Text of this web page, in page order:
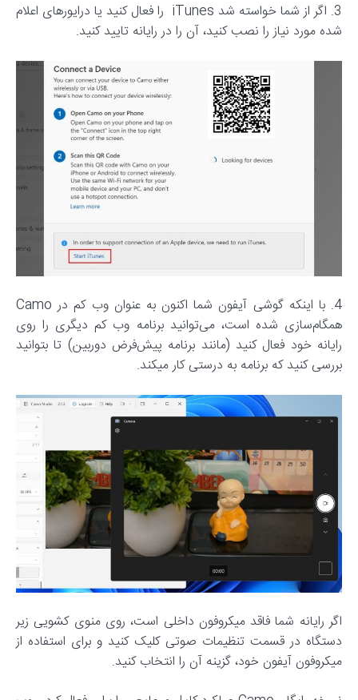
3. اگر از شما خواسته شد iTunes را فعال کنید یا درایورهای اعلام
شده مورد نیاز را نصب کنید، آن را در رایانه تایید کنید.
4. با اینکه گوشی آیفون شما اکنون به عنوان وب کم در Camo
همگام‌‌سازی شده است، می‌توانید برنامه وب کم دیگری را روی
رایانه خود فعال کنید (مانند برنامه پیش‌فرض دوربین) تا بتوانید
بررسی کنید که برنامه به درستی کار میکند.
اگر رایانه شما فاقد میکروفون داخلی است، روی منوی کشویی زیر
دستگاه در قسمت تنظیمات صوتی کلیک کنید و برای استفاده از
میکروفون آیفون خود، گزینه آن را انتخاب کنید.